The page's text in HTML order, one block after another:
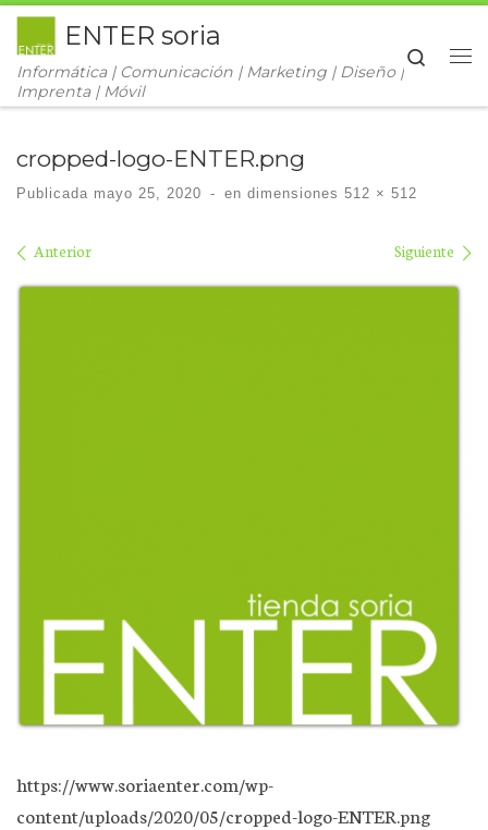
Saltar al contenido
ENTER soria
Informática | Comunicación | Marketing | Diseño |
Imprenta | Móvil
Search
cropped-logo-ENTER.png
Publicada mayo 25, 2020 - en dimensiones 512 × 512
Navegación de imágenes
Anterior Siguiente
https://www.soriaenter.com/wp-
content/uploads/2020/05/cropped-logo-ENTER.png